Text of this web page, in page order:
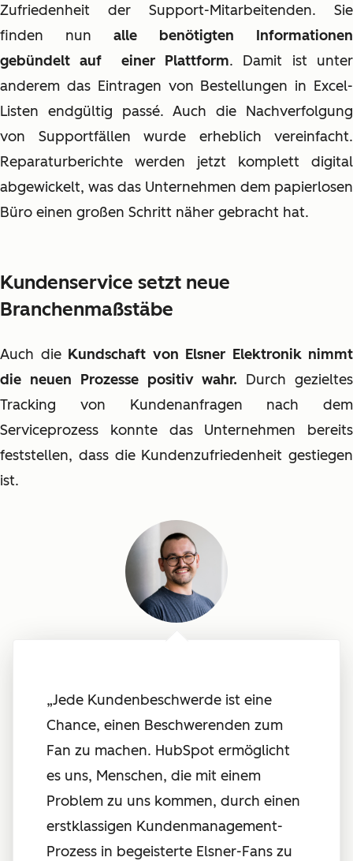
Zufriedenheit der Support-Mitarbeitenden. Sie
finden nun alle benötigten Informationen
gebündelt auf einer Plattform. Damit ist unter
anderem das Eintragen von Bestellungen in Excel-
Listen endgültig passé. Auch die Nachverfolgung
von Supportfällen wurde erheblich vereinfacht.
Reparaturberichte werden jetzt komplett digital
abgewickelt, was das Unternehmen dem papierlosen
Büro einen großen Schritt näher gebracht hat.
Kundenservice setzt neue
Branchenmaßstäbe
Auch die Kundschaft von Elsner Elektronik nimmt
die neuen Prozesse positiv wahr. Durch gezieltes
Tracking von Kundenanfragen nach dem
Serviceprozess konnte das Unternehmen bereits
feststellen, dass die Kundenzufriedenheit gestiegen
ist.
„Jede Kundenbeschwerde ist eine
Chance, einen Beschwerenden zum
Fan zu machen. HubSpot ermöglicht
es uns, Menschen, die mit einem
Problem zu uns kommen, durch einen
erstklassigen Kundenmanagement-
Prozess in begeisterte Elsner-Fans zu